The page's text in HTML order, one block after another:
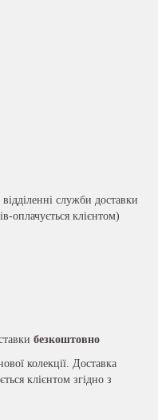
служби доставки
оплачується клієнтом)
безкоштовно
колекції. Доставка
клієнтом згідно з